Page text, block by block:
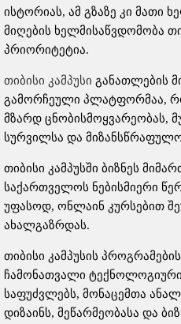
ისტორიას, ამ გზაზე კი მათი
მიღების ხელმისაწვდომობა
პრიორიტეტია.
თიბისი კამპუსი განათლების
გამორჩეული პლატფორმაა,
მზარდ ცნობისმოყვარეობას,
სურვილსა და
თიბისი კამპუსში ბიზნეს
საქართველოს ნებისმიერი
უფასოდ, ონლაინ კურსებით
ახალგაზრდას.
თიბისი კამპუსის პროგრამების
ჩამონათვალი
საფუძვლებს, მონაცემთა
დიზაინს, მეწარმეობასა და